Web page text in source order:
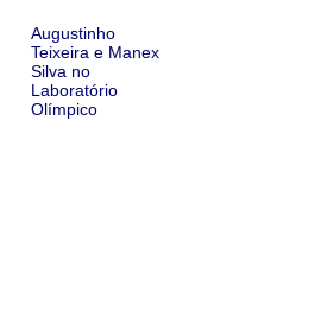
Augustinho
Teixeira e Manex
Silva no
Laboratório
Olímpico